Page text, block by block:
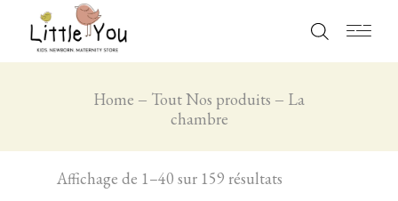
Home Tout Nos produits
La
chambre
Affichage de 1–40 sur 159 résultats